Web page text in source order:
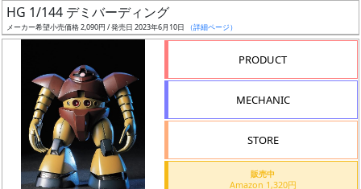
抽
選
HG 1/144 デミバーディング
メーカー希望小売価格 2,090円 / 発売日 2023年6月10日 （詳細ページ）
PRODUCT
MECHANIC
STORE
販売中
Amazon 1,320円